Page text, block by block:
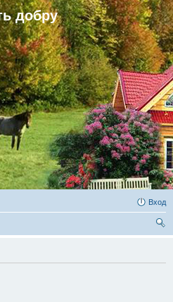
добру
Вход